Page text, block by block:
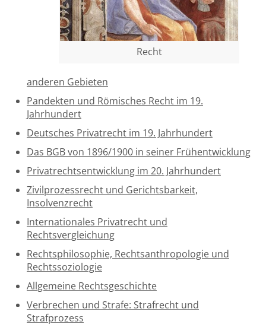
Aktuelles
Buchbinderei und Restauration
Glossar und Bibliographien
Warenkorb
Kontakt
Newsletter
Recht
anderen Gebieten
Pandekten und Römisches Recht im 19.
Jahrhundert
Deutsches Privatrecht im 19. Jahrhundert
Das BGB von 1896/1900 in seiner Frühentwicklung
Privatrechtsentwicklung im 20. Jahrhundert
Zivilprozessrecht und Gerichtsbarkeit,
Insolvenzrecht
Internationales Privatrecht und
Rechtsvergleichung
Rechtsphilosophie, Rechtsanthropologie und
Rechtssoziologie
Allgemeine Rechtsgeschichte
Verbrechen und Strafe: Strafrecht und
Strafprozess